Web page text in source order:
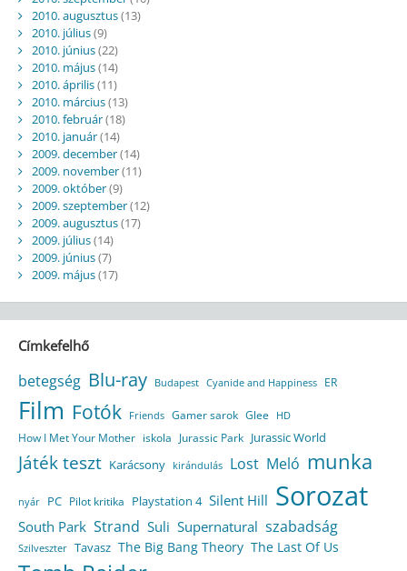
2010. augusztus(13)
2010. július(9)
2010. június(22)
2010. május(14)
2010. április(11)
2010. március(13)
2010. február(18)
2010. január(14)
2009. december(14)
2009. november(11)
2009. október(9)
2009. szeptember(12)
2009. augusztus(17)
2009. július(14)
2009. június(7)
2009. május(17)
Címkefelhő
betegség Blu-ray Budapest Cyanide and Happiness ER
Film Fotók Friends Gamer sarok Glee HD
How I Met Your Mother iskola Jurassic Park Jurassic World
Játék teszt Karácsony kirándulás Lost Meló munka
nyár PC Pilot kritika Playstation 4 Silent Hill Sorozat
South Park Strand Suli Supernatural szabadság
Szilveszter Tavasz The Big Bang Theory The Last Of Us